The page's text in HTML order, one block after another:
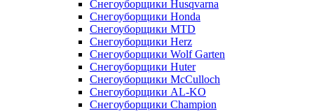
Снегоуборщики Husqvarna
Снегоуборщики Honda
Снегоуборщики MTD
Снегоуборщики Herz
Снегоуборщики Wolf Garten
Снегоуборщики Huter
Снегоуборщики McCulloch
Снегоуборщики AL-KO
Снегоуборщики Champion